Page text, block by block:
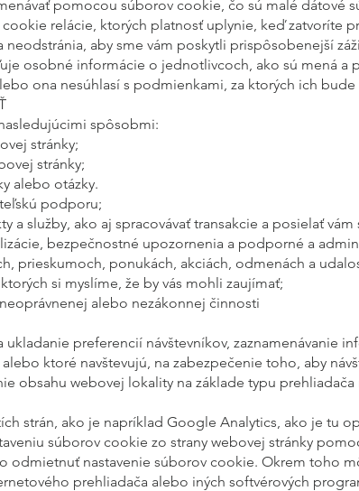
pomocou súborov cookie, čo sú malé dátové
relácie, ktorých platnosť uplynie, keď zatvoríte
aby sme vám poskytli prispôsobenejší
osobné informácie o jednotlivcoch, ako sú mená a
ona nesúhlasí s podmienkami, za ktorých ich bude
spôsobmi:
stránky;
stránky;
alebo otázky.
podporu;
a služby, ako aj spracovávať transakcie a posielať
bezpečnostné upozornenia a podporné a
prieskumoch, ponukách, akciách, odmenách a
si myslíme, že by vás mohli zaujímať;
alebo nezákonnej činnosti
preferencií návštevníkov, zaznamenávanie
ktoré navštevujú, na zabezpečenie toho, aby
obsahu webovej lokality na základe typu
strán, ako je napríklad Google Analytics, ako je tu
súborov cookie zo strany webovej stránky
odmietnuť nastavenie súborov cookie. Okrem toho
prehliadača alebo iných softvérových